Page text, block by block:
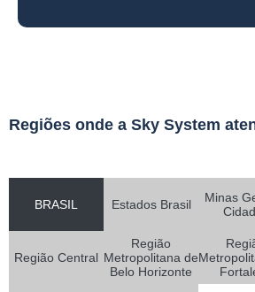
Regiões onde a Sky System
BRASIL Estados Brasil
Minas
Região Central
Região
Metropolitana de
Belo Horizonte